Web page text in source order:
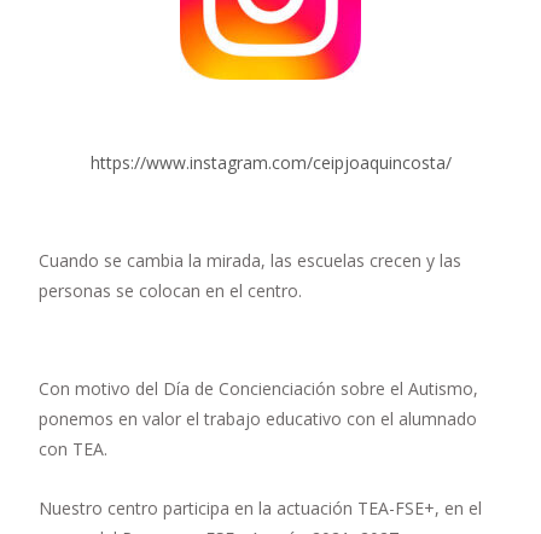
https://www.instagram.com/ceipjoaquincosta/
Cuando se cambia la mirada, las escuelas crecen y las
personas se colocan en el centro.
Con motivo del Día de Concienciación sobre el Autismo,
ponemos en valor el trabajo educativo con el alumnado
con TEA.
Nuestro centro participa en la actuación TEA-FSE+, en el